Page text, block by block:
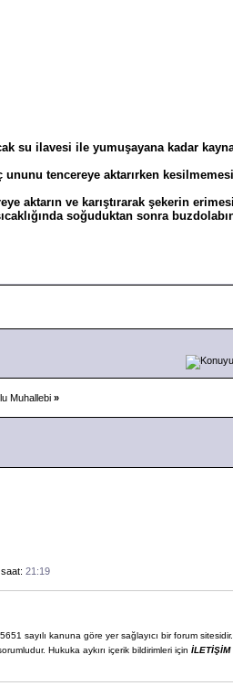
su ilavesi ile yumuşayana kadar
ununu tencereye aktarırken
aktarın ve karıştırarak şekerin
soğuduktan sonra
Muhallebi »
21:19
sayılı kanuna göre yer sağlayıcı bir forum
Hukuka aykırı içerik bildirimleri için İLETİŞİM